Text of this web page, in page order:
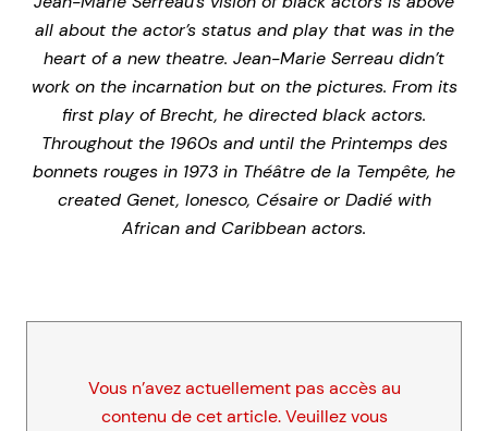
all about the actor’s status and play that was in the
heart of a new theatre. Jean-Marie Serreau didn’t
work on the incarnation but on the pictures. From its
first play of Brecht, he directed black actors.
Throughout the 1960s and until the Printemps des
bonnets rouges in 1973 in Théâtre de la Tempête, he
created Genet, Ionesco, Césaire or Dadié with
African and Caribbean actors.
Vous n’avez actuellement pas accès au
contenu de cet article. Veuillez vous